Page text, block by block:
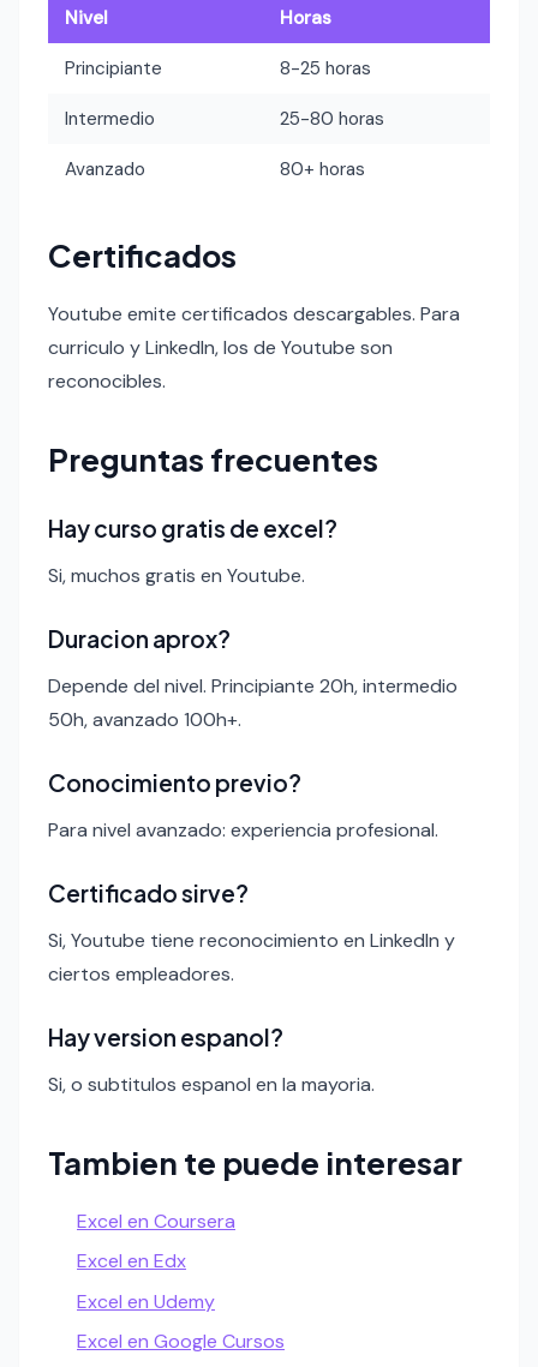
Nivel Horas
Principiante 8-25 horas
Intermedio 25-80 horas
Avanzado 80+ horas
Certificados
Youtube emite certificados descargables. Para
curriculo y LinkedIn, los de Youtube son
reconocibles.
Preguntas frecuentes
Hay curso gratis de excel?
Si, muchos gratis en Youtube.
Duracion aprox?
Depende del nivel. Principiante 20h, intermedio
50h, avanzado 100h+.
Conocimiento previo?
Para nivel avanzado: experiencia profesional.
Certificado sirve?
Si, Youtube tiene reconocimiento en LinkedIn y
ciertos empleadores.
Hay version espanol?
Si, o subtitulos espanol en la mayoria.
Tambien te puede interesar
Excel en Coursera
Excel en Edx
Excel en Udemy
Excel en Google Cursos